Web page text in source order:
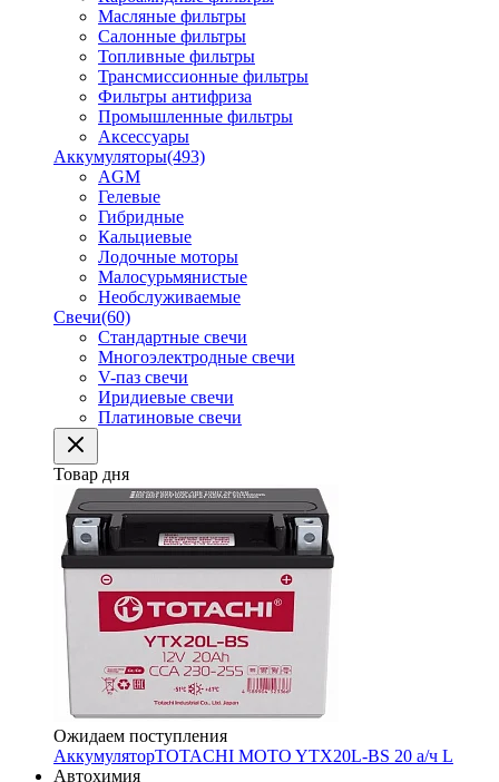
Масляные фильтры
Салонные фильтры
Топливные фильтры
Трансмиссионные фильтры
Фильтры антифриза
Промышленные фильтры
Аксессуары
Аккумуляторы(493)
AGM
Гелевые
Гибридные
Кальциевые
Лодочные моторы
Малосурьмянистые
Необслуживаемые
Свечи(60)
Стандартные свечи
Многоэлектродные свечи
V-паз свечи
Иридиевые свечи
Платиновые свечи
Товар дня
Ожидаем поступления
АккумуляторTOTACHI MOTO YTX20L-BS 20 а/ч L
Автохимия